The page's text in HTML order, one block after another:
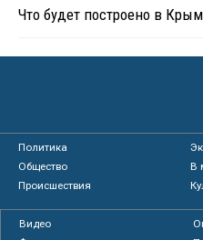
Что будет построено в
Политика
Общество
В
Происшествия
Видео